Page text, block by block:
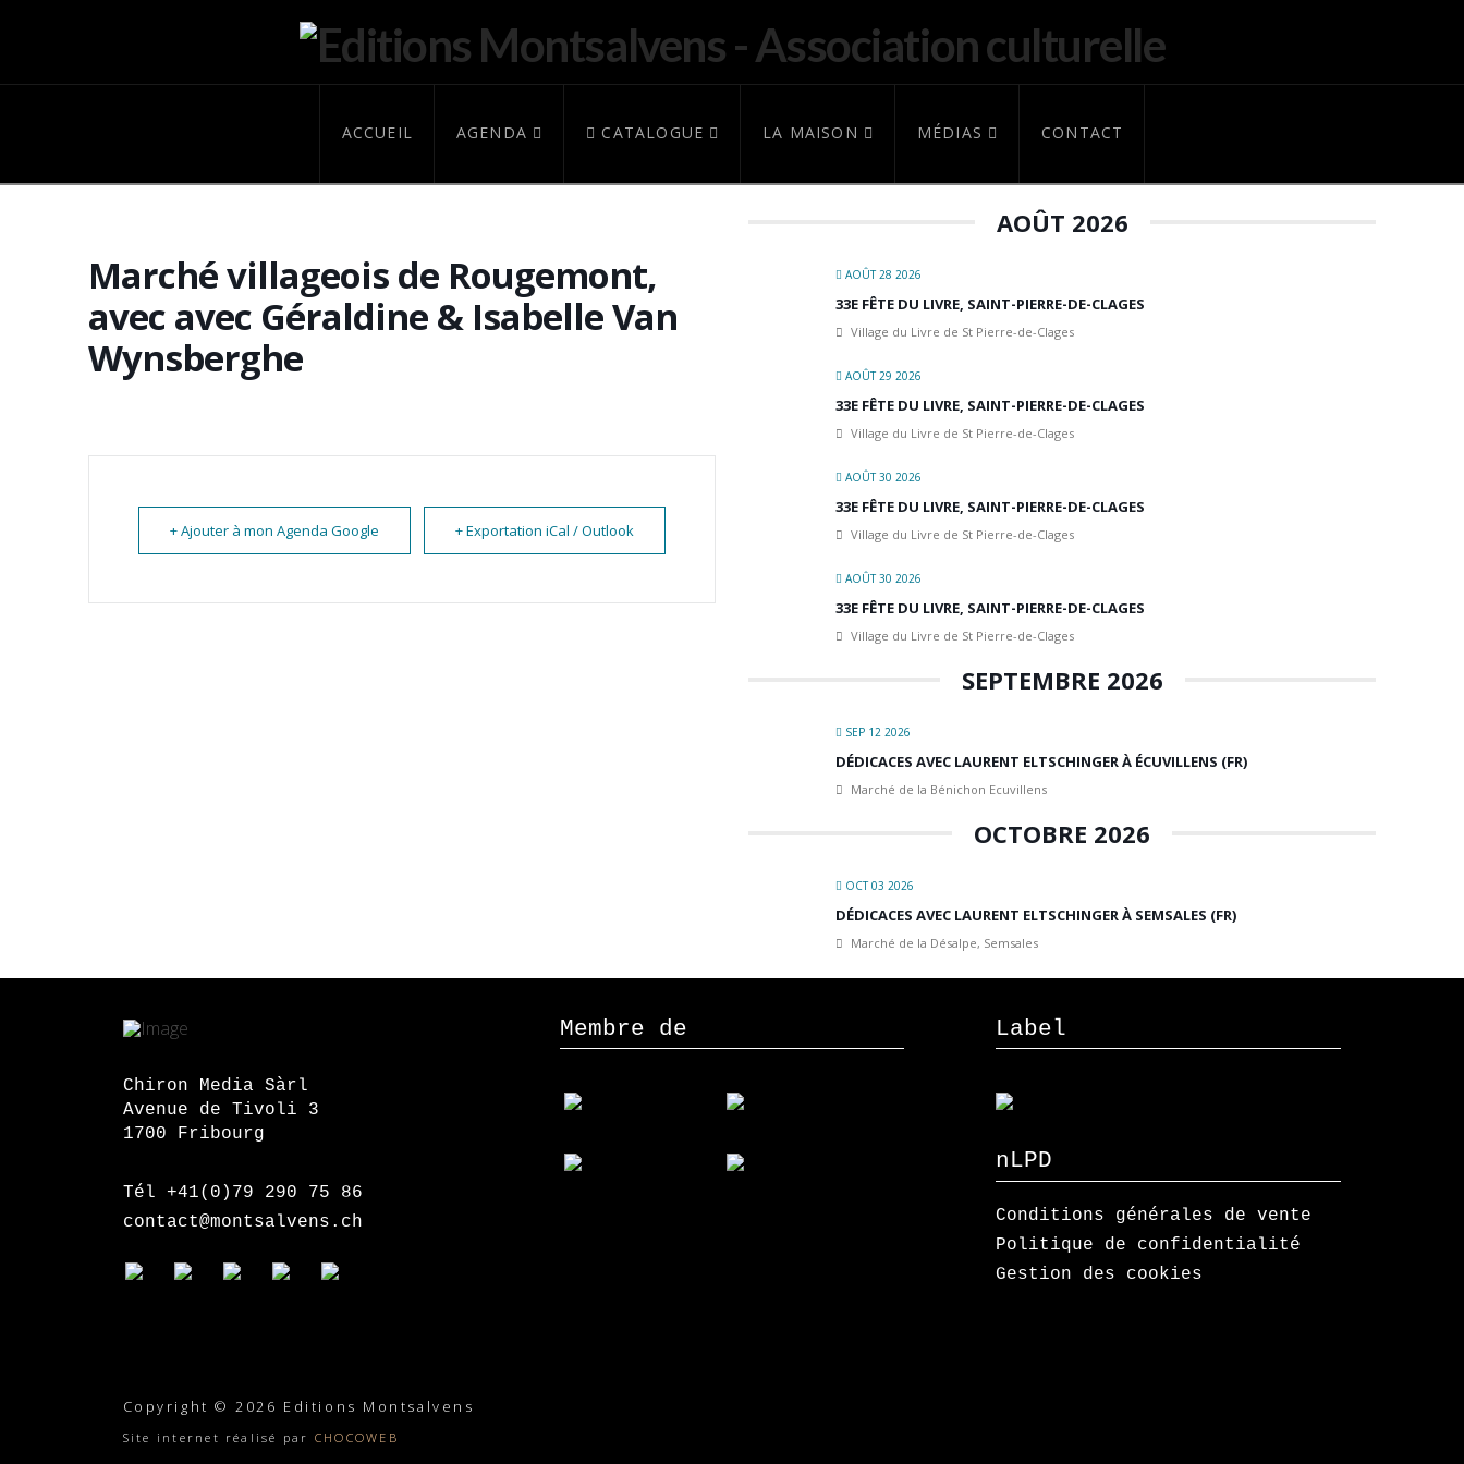
ACCUEIL AGENDA CATALOGUE LA MAISON MÉDIAS CONTACT
Marché villageois de Rougemont,
avec avec Géraldine & Isabelle Van
Wynsberghe
+ Ajouter à mon Agenda Google + Exportation iCal / Outlook
AOÛT 2026
AOÛT 28 2026
33E FÊTE DU LIVRE, SAINT-PIERRE-DE-CLAGES
Village du Livre de St Pierre-de-Clages
AOÛT 29 2026
33E FÊTE DU LIVRE, SAINT-PIERRE-DE-CLAGES
Village du Livre de St Pierre-de-Clages
AOÛT 30 2026
33E FÊTE DU LIVRE, SAINT-PIERRE-DE-CLAGES
Village du Livre de St Pierre-de-Clages
AOÛT 30 2026
33E FÊTE DU LIVRE, SAINT-PIERRE-DE-CLAGES
Village du Livre de St Pierre-de-Clages
SEPTEMBRE 2026
SEP 12 2026
DÉDICACES AVEC LAURENT ELTSCHINGER À ÉCUVILLENS (FR)
Marché de la Bénichon Ecuvillens
OCTOBRE 2026
OCT 03 2026
DÉDICACES AVEC LAURENT ELTSCHINGER À SEMSALES (FR)
Marché de la Désalpe, Semsales
Chiron Media Sàrl
Avenue de Tivoli 3
1700 Fribourg
Tél +41(0)79 290 75 86
contact@montsalvens.ch
Membre de Label
nLPD
Conditions générales de vente
Politique de confidentialité
Gestion des cookies
Copyright © 2026 Editions Montsalvens
Site internet réalisé par CHOCOWEB